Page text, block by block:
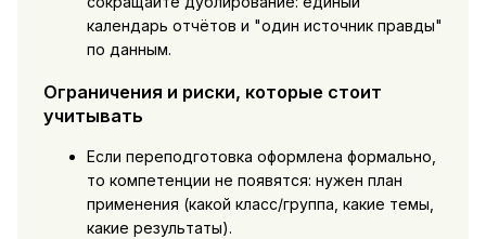
календарь отчётов и "один источник правды"
по данным.
Ограничения и риски, которые стоит
учитывать
Если переподготовка оформлена формально,
то компетенции не появятся: нужен план
применения (какой класс/группа, какие темы,
какие результаты).